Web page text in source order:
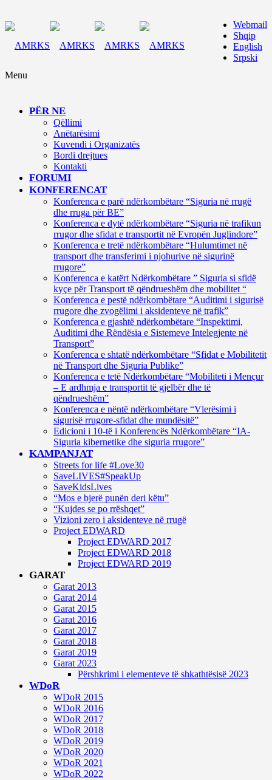
Webmail
Shqip
English
Srpski
Menu
PËR NE
Qëllimi
Anëtarësimi
Kuvendi i Organizatës
Bordi drejtues
Kontakti
FORUMI
KONFERENCAT
Konferenca e parë ndërkombëtare “Siguria në rrugë
dhe rruga për BE”
Konferenca e dytë ndërkombëtare “Siguria në trafikun
rrugor dhe sfidat e transportit në Evropën Juglindore”
Konferenca e tretë ndërkombëtare “Hulumtimet në
transport dhe transferimi i njohurive në sigurinë
rrugore”
Konferenca e katërt Ndërkombëtare ” Siguria si sfidë
kyçe për Transport të qëndrueshëm dhe mobilitet “
Konferenca e pestë ndërkombëtare “Auditimi i sigurisë
rrugore dhe zvogëlimi i aksidenteve në trafik”
Konferenca e gjashtë ndërkombëtare “Inspektimi,
Auditimi dhe Rëndësia e Sistemeve Intelegjente në
Transport”
Konferenca e shtatë ndërkombëtare “Sfidat e Mobilitetit
në Transport dhe Siguria Publike”
Konferenca e tetë Ndërkombëtare “Mobiliteti i Mençur
– E ardhmja e transportit të gjelbër dhe të
qëndrueshëm”
Konferenca e nëntë ndërkombëtare “Vlerësimi i
sigurisë rrugore-sfidat dhe mundësitë”
Edicioni i 10-të i Konferencës Ndërkombëtare “IA-
Siguria kibernetike dhe siguria rrugore”
KAMPANJAT
Streets for life #Love30
SaveLIVES#SpeakUp
SaveKidsLives
“Mos e bjerë punën deri këtu”
“Kujdes se po rrëshqet”
Vizioni zero i aksidenteve në rrugë
Project EDWARD
Project EDWARD 2017
Project EDWARD 2018
Project EDWARD 2019
GARAT
Garat 2013
Garat 2014
Garat 2015
Garat 2016
Garat 2017
Garat 2018
Garat 2019
Garat 2023
Përshkrimi i elementeve të shkathtësisë 2023
WDoR
WDoR 2015
WDoR 2016
WDoR 2017
WDoR 2018
WDoR 2019
WDoR 2020
WDoR 2021
WDoR 2022